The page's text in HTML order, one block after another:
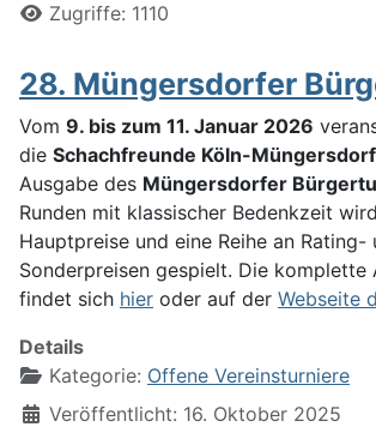
Zugriffe: 1110
28. Müngersdorfer
Vom 9. bis zum 11. Januar 2026
die Schachfreunde Köln-Müngersdorf
Ausgabe des Müngersdorfer
Runden mit klassischer Bedenkzeit
Hauptpreise und eine Reihe an Rating-
Sonderpreisen gespielt. Die komplette
findet sich hier oder auf der Webseite
Details
Kategorie: Offene Vereinsturniere
Veröffentlicht: 16. Oktober 2025